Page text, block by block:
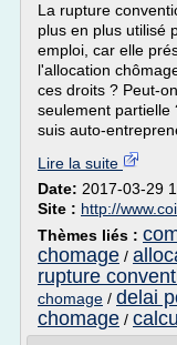
La rupture
plus en plus utilisé
emploi, car elle
l'allocation
ces droits ? Peut-
seulement partielle
suis auto-
Lire la suite
Date: 2017-03-29
Site : http://
Thèmes liés :
chomage /
rupture
chomage / delai
chomage /